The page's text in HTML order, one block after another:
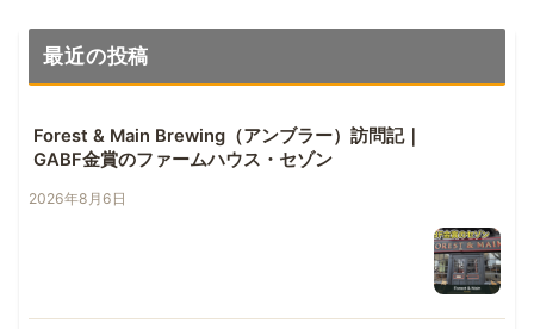
最近の投稿
Forest & Main Brewing（アンブラー）訪問記｜
GABF金賞のファームハウス・セゾン
2026年8月6日